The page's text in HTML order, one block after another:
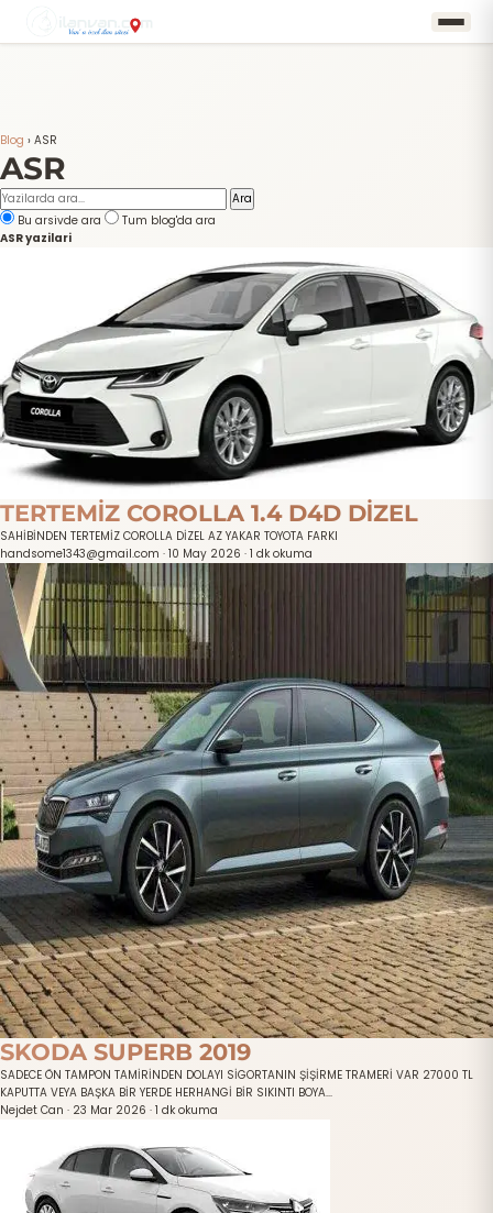
Blog › ASR
ASR
Ara
Bu arsivde ara
Tum blog'da ara
ASR yazilari
TERTEMİZ COROLLA 1.4 D4D DİZEL
SAHİBİNDEN TERTEMİZ COROLLA DİZEL AZ YAKAR TOYOTA FARKI
handsome1343@gmail.com · 10 May 2026 · 1 dk okuma
SKODA SUPERB 2019
SADECE ÖN TAMPON TAMİRİNDEN DOLAYI SİGORTANIN ŞİŞİRME TRAMERİ VAR 27000 TL
KAPUTTA VEYA BAŞKA BİR YERDE HERHANGİ BİR SIKINTI BOYA...
Nejdet Can · 23 Mar 2026 · 1 dk okuma